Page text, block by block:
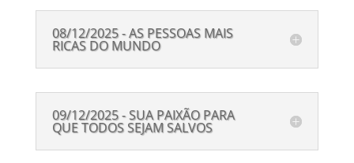
08/12/2025 - AS PESSOAS MAIS
RICAS DO MUNDO
09/12/2025 - SUA PAIXÃO PARA
QUE TODOS SEJAM SALVOS